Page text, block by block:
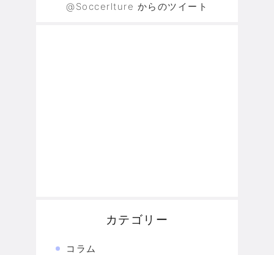
@Soccerlture からのツイート
カテゴリー
コラム